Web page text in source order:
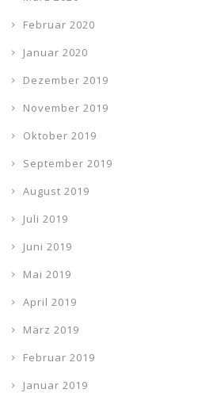
Februar 2020
Januar 2020
Dezember 2019
November 2019
Oktober 2019
September 2019
August 2019
Juli 2019
Juni 2019
Mai 2019
April 2019
März 2019
Februar 2019
Januar 2019